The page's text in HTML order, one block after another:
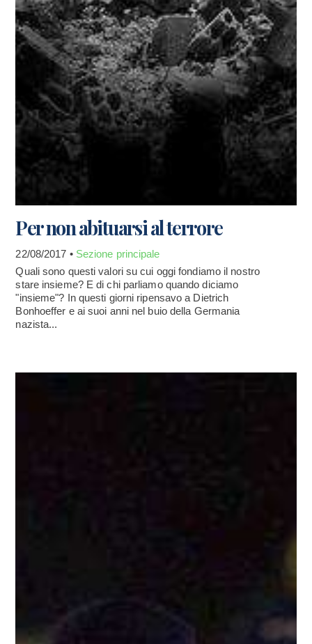
Per non abituarsi al terrore
22/08/2017 • Sezione principale
Quali sono questi valori su cui oggi fondiamo il nostro
stare insieme? E di chi parliamo quando diciamo
"insieme"? In questi giorni ripensavo a Dietrich
Bonhoeffer e ai suoi anni nel buio della Germania
nazista...